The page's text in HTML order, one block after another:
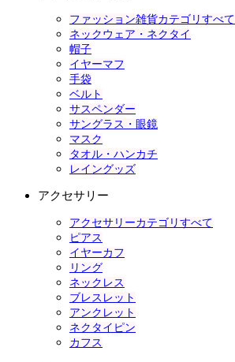
ファッション雑貨カテゴリすべて
ネックウェア・ネクタイ
帽子
イヤーマフ
手袋
ベルト
サスペンダー
サングラス・眼鏡
マスク
タオル・ハンカチ
レイングッズ
アクセサリー
アクセサリーカテゴリすべて
ピアス
イヤーカフ
リング
ネックレス
ブレスレット
アンクレット
ネクタイピン
カフス